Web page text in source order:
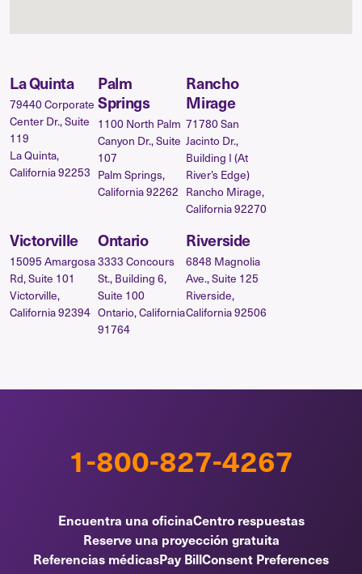
La Quinta
79440 Corporate
Center Dr., Suite
119
La Quinta,
California 92253
Palm
Springs
1100 North Palm
Canyon Dr., Suite
107
Palm Springs,
California 92262
Rancho
Mirage
71780 San
Jacinto Dr.,
Building I (At
River’s Edge)
Rancho Mirage,
California 92270
Victorville
15095 Amargosa
Rd, Suite 101
Victorville,
California 92394
Ontario
3333 Concours
St., Building 6,
Suite 100
Ontario, California
91764
Riverside
6848 Magnolia
Ave., Suite 125
Riverside,
California 92506
1-800-827-4267
Encuentra una oficinaCentro respuestas
Reserve una proyección gratuita
Referencias médicasPay BillConsent Preferences